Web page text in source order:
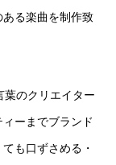
る楽曲を制作致
葉のクリエイター
ーまでブランド
も口ずさめる・